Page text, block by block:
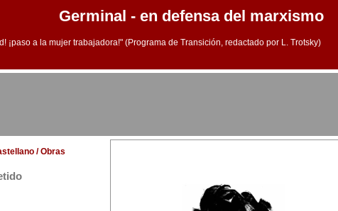
Germinal - en defensa del marxismo
¡paso a la mujer trabajadora!" (Programa de Transición, redactado por L. Trotsky)
/ Obras